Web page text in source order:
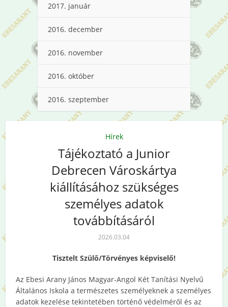
2017. január
2016. december
2016. november
2016. október
2016. szeptember
Hírek
Tájékoztató a Junior
Debrecen Városkártya
kiállításához szükséges
személyes adatok
továbbításáról
2026.03.04
Tisztelt Szülő/Törvényes képviselő!
Az Ebesi Arany János Magyar-Angol Két Tanítási Nyelvű
Általános Iskola a természetes személyeknek a személyes
adatok kezelése tekintetében történő védelméről és az